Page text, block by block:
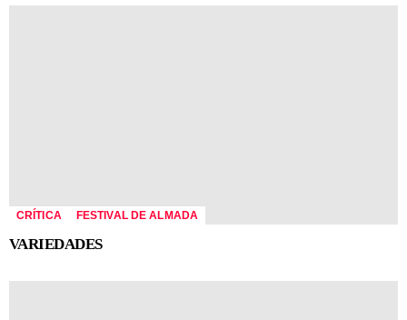
CRÍTICA FESTIVAL DE ALMADA
VARIEDADES